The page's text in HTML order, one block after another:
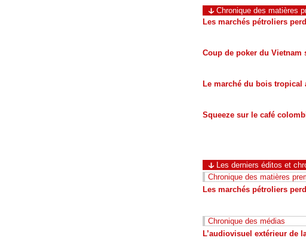
Chronique des matières
Les marchés pétroliers
Coup de poker du Vietnam
Le marché du bois tropical
Squeeze sur le café
Les derniers éditos et
Chronique des matières
Les marchés pétroliers
Chronique des médias
L’audiovisuel extérieur de